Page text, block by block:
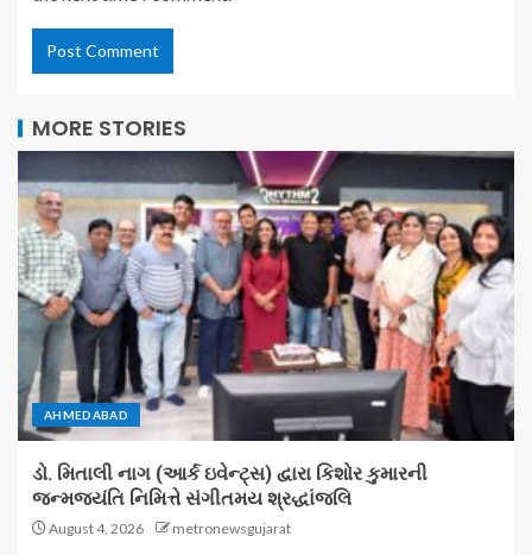
MORE STORIES
AHMEDABAD
ડો. મિતાલી નાગ (આર્ક ઇવેન્ટ્સ) દ્વારા કિશોર કુમારની
જન્મજયંતિ નિમિત્તે સંગીતમય શ્રદ્ધાંજલિ
August 4, 2026 metronewsgujarat